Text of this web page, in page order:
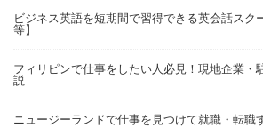
ビジネス英語を短期間で習得できる英会話スク
等】
フィリピンで仕事をしたい人必見！現地企業・
説
ニュージーランドで仕事を見つけて就職・転職